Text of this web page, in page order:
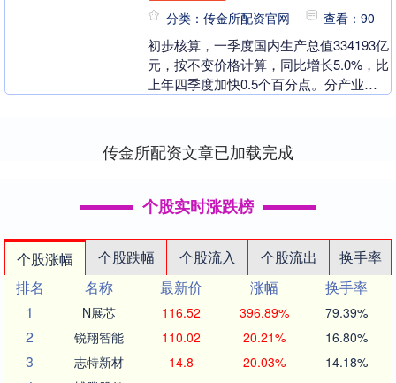
分类：传金所配资官网 查看：90
初步核算，一季度国内生产总值334193亿
元，按不变价格计算，同比增长5.0%，比
上年四季度加快0.5个百分点。分产业
传金所配资文章已加载完成
个股实时涨跌榜
个股涨幅 个股跌幅 个股流入 个股流出
换手率
排名
名称 最新价 涨幅
换手率
1
N展芯 116.52 396.89% 79.39%
2 锐翔智能 110.02 20.21% 16.80%
3 志特新材 14.8 20.03% 14.18%